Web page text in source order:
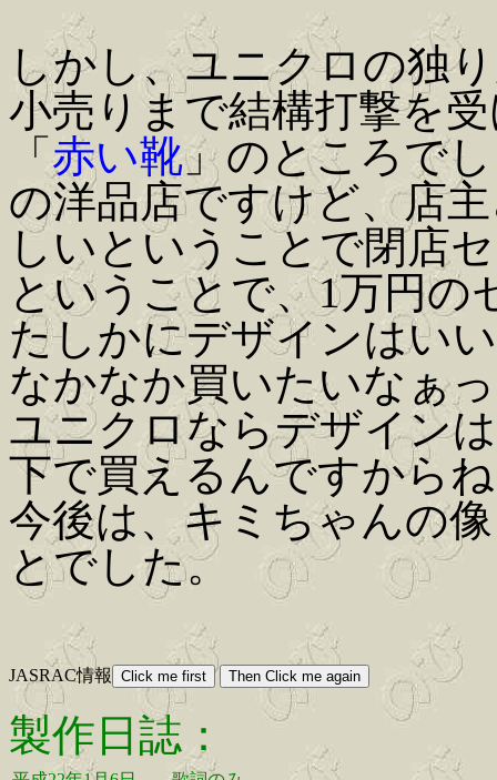
しかし、ユニクロの独
小売りまで結構打撃を
「赤い靴」のところで
の洋品店ですけど、店
しいということで閉店
ということで、1万円の
たしかにデザインはい
なかなか買いたいなぁ
ユニクロならデザイン
下で買えるんですから
今後は、キミちゃんの
とでした。
JASRAC情報
製作日誌：